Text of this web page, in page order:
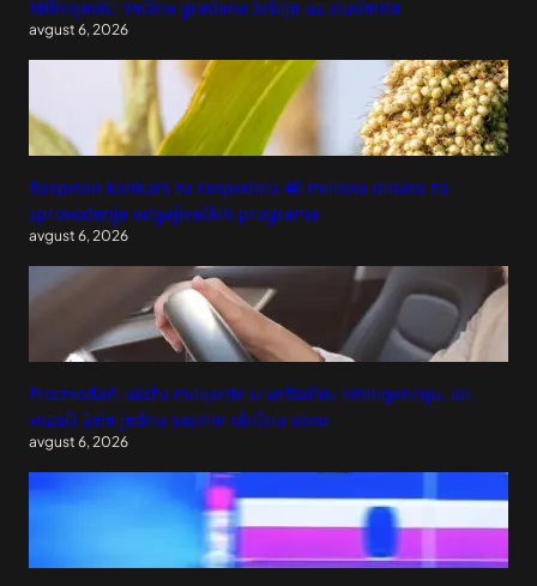
Milivojević: Većina građana Srbije uz studente
avgust 6, 2026
Raspisan konkurs za raspodelu 40 miliona dinara za
sprovođenje odgajivačkih programa
avgust 6, 2026
Proizvođači ulažu milijarde u veštačku inteligenciju, ali
vozači žele jednu sasvim običnu stvar
avgust 6, 2026